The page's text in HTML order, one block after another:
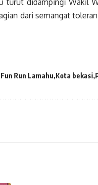
turut didampingi Wakil
dari semangat
Fun Run Lamahu Kota bekasi